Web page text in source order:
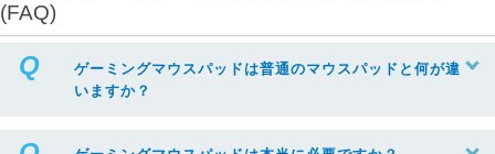
(FAQ)
ゲーミングマウスパッドは普通のマウスパッドと何が違
いますか？